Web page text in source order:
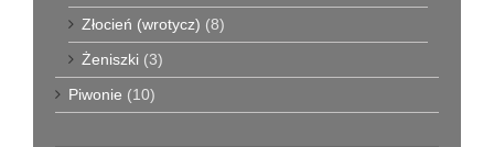
Złocień (wrotycz) (8)
Żeniszki (3)
Piwonie (10)